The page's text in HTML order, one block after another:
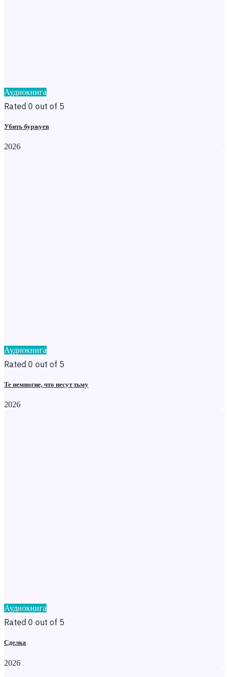
Аудиокнига
Rated 0 out of 5
Убить буржуев
2026
Аудиокнига
Rated 0 out of 5
Те немногие, что несут тьму
2026
Аудиокнига
Rated 0 out of 5
Сделка
2026